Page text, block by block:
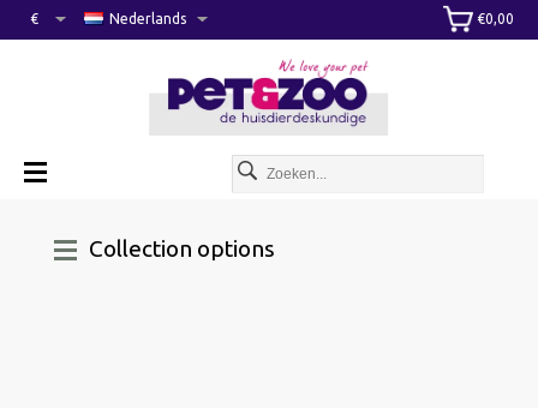
€0,00
Nederlands
€
Collection options